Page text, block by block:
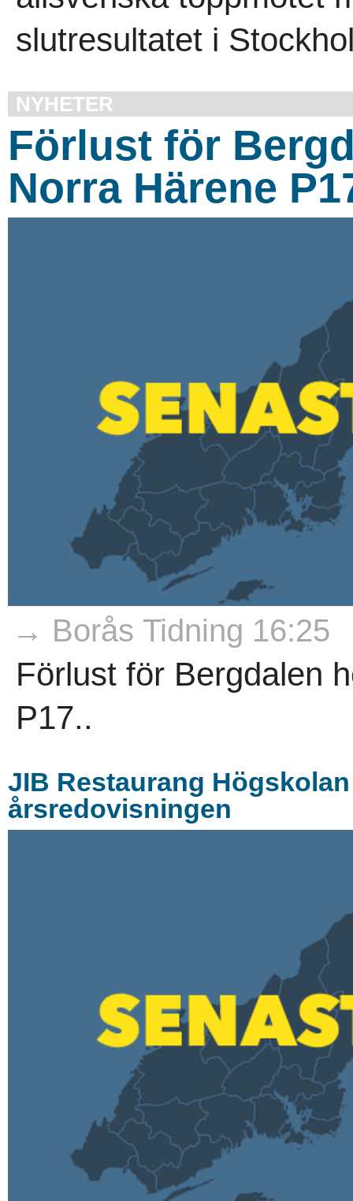
slutresultatet i
NYHETER
Förlust för
Norra Härene
→ Borås Tidning 16:25
Förlust för Bergdalen
P17..
JIB Restaurang
årsredovisningen